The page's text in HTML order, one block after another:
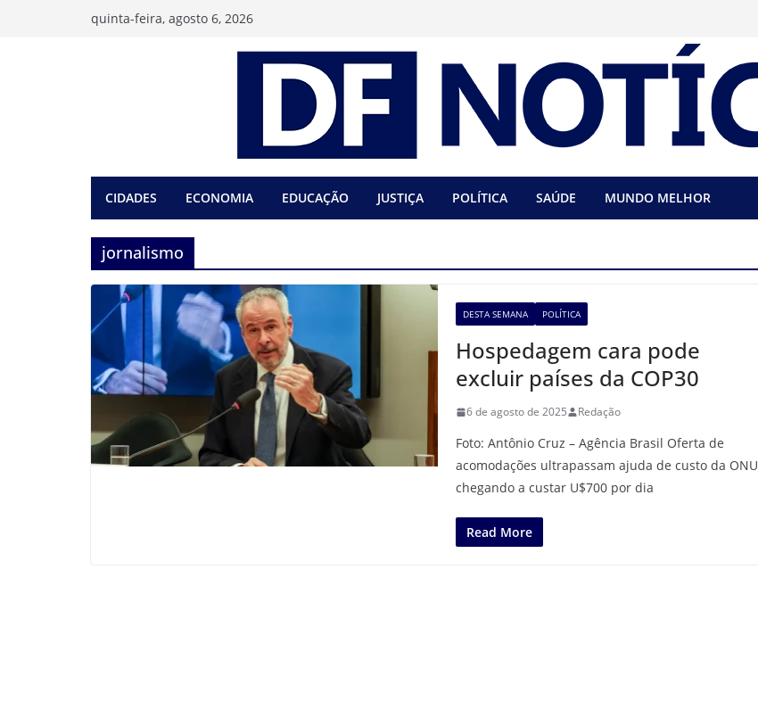
quinta-feira, agosto 6, 2026
CIDADES ECONOMIA EDUCAÇÃO JUSTIÇA POLÍTICA SAÚDE MUNDO MELHOR
jornalismo
DESTA SEMANA POLÍTICA
Hospedagem cara pode
excluir países da COP30
6 de agosto de 2025 Redação
Foto: Antônio Cruz – Agência Brasil Oferta de
acomodações ultrapassam ajuda de custo da ONU
chegando a custar U$700 por dia
Read More